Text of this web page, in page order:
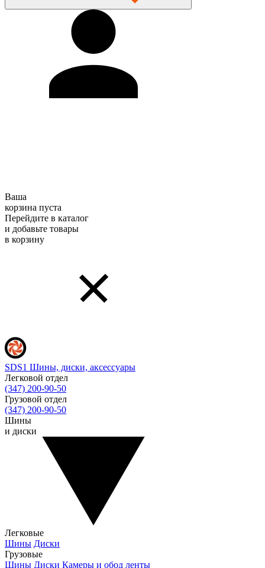
Ваша
корзина пуста
Перейдите в каталог
и добавьте товары
в корзину
SDS1 Шины, диски, аксессуары
Легковой отдел
(347) 200-90-50
Грузовой отдел
(347) 200-90-50
Шины
и диски
Легковые
Шины Диски
Грузовые
Шины Диски Камеры и обод ленты